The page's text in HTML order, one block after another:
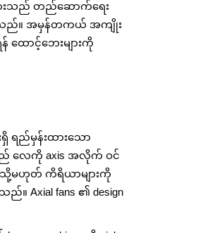
ားသည် တည်ဆောက်ရေး
င်သည်။ အမှန်တကယ် အကျိုး
ထောင့်ဘေးများကို
ရည်မှန်းထားသော
ည် လေကို axis အလိုက် ဝင်
သို့မဟုတ် ကိရိယာများကို
Axial fans ၏ design